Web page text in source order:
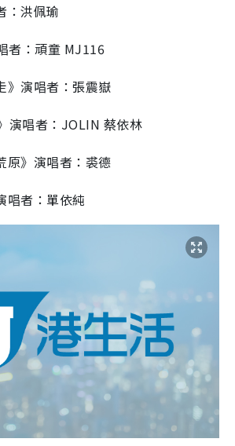
：洪佩瑜
者：頑童 MJ116
》演唱者：張震嶽
演唱者：JOLIN 蔡依林
原》演唱者：裘德
唱者：單依純